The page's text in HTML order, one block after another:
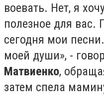
воевать. Нет, я
полезное для вас.
сегодня мои
моей души», -
Матвиенко,
затем спела